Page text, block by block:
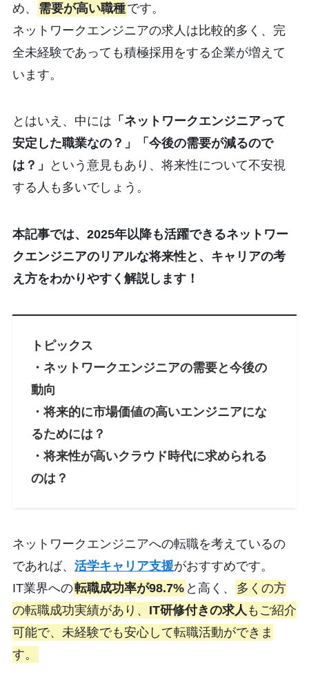
め、
需要が高い職種です。
ネットワークエンジニアの求人は比較的多く、完
全未経験であっても積極採用をする企業が増えて
います。
とはいえ、中には 「ネットワークエンジニアって
安定した職業なの？」「今後の需要が減るので
は？」
という意見もあり、将来性について不安視
する人も多いでしょう。
本記事では、2025年以降も活躍できるネットワー
クエンジニアのリアルな将来性と、キャリアの考
え方をわかりやすく解説します！
トピックス
・ネットワークエンジニアの需要と今後の
動向
・将来的に市場価値の高いエンジニアにな
るためには？
・将来性が高いクラウド時代に求められる
のは？
ネットワークエンジニアへの転職を考えているの
であれば、 活学キャリア支援がおすすめです。
IT業界への転職成功率が98.7% と高く、
多くの方
の転職成功実績があり、 IT研修付きの求人 もご紹介
可能で、未経験でも安心して転職活動ができま
す。